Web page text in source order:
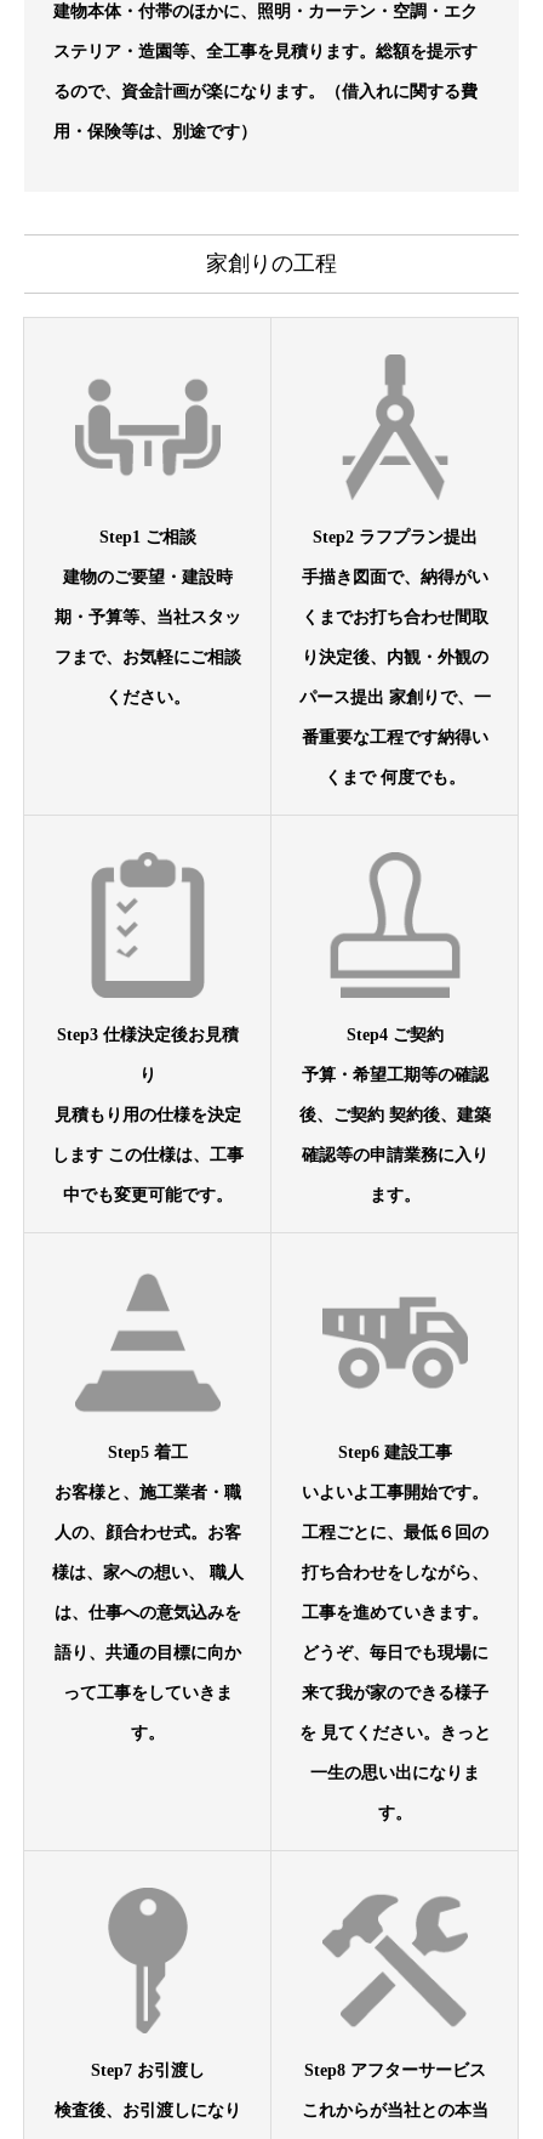
建物本体・付帯のほかに、照明・カーテン・空調・エク
ステリア・造園等、全工事を見積ります。総額を提示す
るので、資金計画が楽になります。（借入れに関する費
用・保険等は、別途です）
家創りの工程
Step1 ご相談
建物のご要望・建設時
期・予算等、当社スタッ
フまで、お気軽にご相談
ください。
Step2 ラフプラン提出
手描き図面で、納得がい
くまでお打ち合わせ間取
り決定後、内観・外観の
パース提出 家創りで、一
番重要な工程です納得い
くまで 何度でも。
Step3 仕様決定後お見積
り
見積もり用の仕様を決定
します この仕様は、工事
中でも変更可能です。
Step4 ご契約
予算・希望工期等の確認
後、ご契約 契約後、建築
確認等の申請業務に入り
ます。
Step5 着工
お客様と、施工業者・職
人の、顔合わせ式。お客
様は、家への想い、 職人
は、仕事への意気込みを
語り、共通の目標に向か
って工事をしていきま
す。
Step6 建設工事
いよいよ工事開始です。
工程ごとに、最低６回の
打ち合わせをしながら、
工事を進めていきます。
どうぞ、毎日でも現場に
来て我が家のできる様子
を 見てください。きっと
一生の思い出になりま
す。
Step7 お引渡し
検査後、お引渡しになり
Step8 アフターサービス
これからが当社との本当